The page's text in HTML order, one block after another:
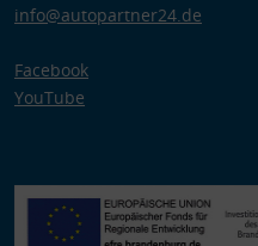
info@autopartner24.de
Facebook
YouTube